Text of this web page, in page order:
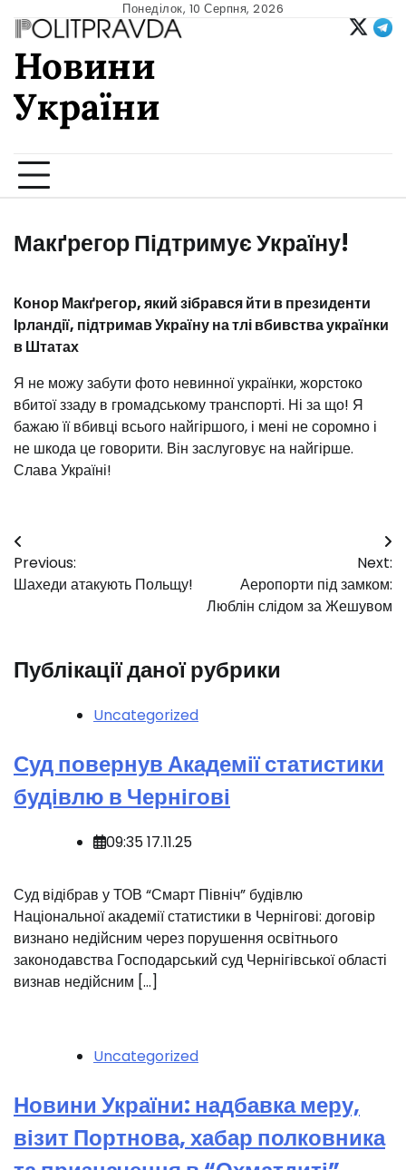
content
Понеділок, 10 Серпня, 2026
Новини
України
Макґрегор Підтримує Україну!
Конор Макґрегор, який зібрався йти в президенти
Ірландії, підтримав Україну на тлі вбивства українки
в Штатах
Я не можу забути фото невинної українки, жорстоко
вбитої ззаду в громадському транспорті. Ні за що! Я
бажаю її вбивці всього найгіршого, і мені не соромно і
не шкода це говорити. Він заслуговує на найгірше.
Слава Україні!
Навігація
записів
Previous:
Шахеди атакують Польщу!
Next:
Аеропорти під замком:
Люблін слідом за Жешувом
Публікації даної рубрики
Uncategorized
Суд повернув Академії статистики
будівлю в Чернігові
09:35 17.11.25
️Суд відібрав у ТОВ “Смарт Північ” будівлю
Національної академії статистики в Чернігові: договір
визнано недійсним через порушення освітнього
законодавства Господарський суд Чернігівської області
визнав недійсним […]
Uncategorized
Новини України: надбавка меру,
візит Портнова, хабар полковника